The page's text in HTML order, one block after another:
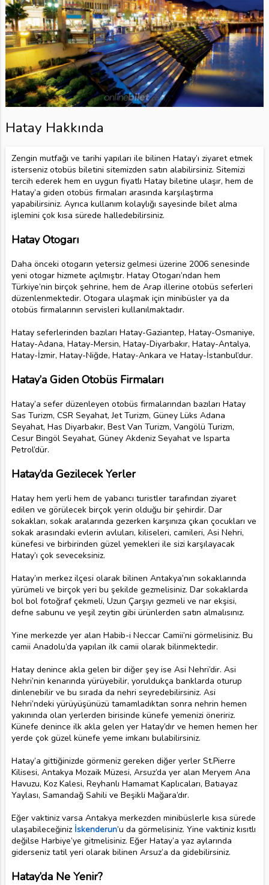
Hatay Hakkında
Zengin mutfağı ve tarihi yapıları ile bilinen Hatay’ı ziyaret etmek
isterseniz otobüs biletini sitemizden satın alabilirsiniz. Sitemizi
tercih ederek hem en uygun fiyatlı Hatay biletine ulaşır, hem de
Hatay’a giden otobüs firmaları arasında karşılaştırma
yapabilirsiniz. Ayrıca kullanım kolaylığı sayesinde bilet alma
işlemini çok kısa sürede halledebilirsiniz.
Hatay Otogarı
Daha önceki otogarın yetersiz gelmesi üzerine 2006 senesinde
yeni otogar hizmete açılmıştır. Hatay Otogarı’ndan hem
Türkiye’nin birçok şehrine, hem de Arap illerine otobüs seferleri
düzenlenmektedir. Otogara ulaşmak için minibüsler ya da
otobüs firmalarının servisleri kullanılmaktadır.
Hatay seferlerinden bazıları Hatay-Gaziantep, Hatay-Osmaniye,
Hatay-Adana, Hatay-Mersin, Hatay-Diyarbakır, Hatay-Antalya,
Hatay-İzmir, Hatay-Niğde, Hatay-Ankara ve Hatay-İstanbul’dur.
Hatay’a Giden Otobüs Firmaları
Hatay’a sefer düzenleyen otobüs firmalarından bazıları Hatay
Sas Turizm, CSR Seyahat, Jet Turizm, Güney Lüks Adana
Seyahat, Has Diyarbakır, Best Van Turizm, Vangölü Turizm,
Cesur Bingöl Seyahat, Güney Akdeniz Seyahat ve Isparta
Petrol’dür.
Hatay’da Gezilecek Yerler
Hatay hem yerli hem de yabancı turistler tarafından ziyaret
edilen ve görülecek birçok yerin olduğu bir şehirdir. Dar
sokakları, sokak aralarında gezerken karşınıza çıkan çocukları ve
sokak arasındaki evlerin avluları, kiliseleri, camileri, Asi Nehri,
künefesi ve birbirinden güzel yemekleri ile sizi karşılayacak
Hatay’ı çok seveceksiniz.
Hatay’ın merkez ilçesi olarak bilinen Antakya’nın sokaklarında
yürümeli ve birçok yeri bu şekilde gezmelisiniz. Dar sokaklarda
bol bol fotoğraf çekmeli, Uzun Çarşıyı gezmeli ve nar ekşisi,
defne sabunu ve yeşil zeytin gibi ürünlerden satın almalısınız.
Yine merkezde yer alan Habib-i Neccar Camii’ni görmelisiniz. Bu
camii Anadolu’da yapılan ilk camii olarak bilinmektedir.
Hatay denince akla gelen bir diğer şey ise Asi Nehri’dir. Asi
Nehri’nin kenarında yürüyebilir, yoruldukça banklarda oturup
dinlenebilir ve bu sırada da nehri seyredebilirsiniz. Asi
Nehri’ndeki yürüyüşünüzü tamamladıktan sonra nehrin hemen
yakınında olan yerlerden birisinde künefe yemenizi öneririz.
Künefe denince ilk akla gelen yer Hatay’dır ve hemen hemen her
yerde çok güzel künefe yeme imkanı bulabilirsiniz.
Hatay’a gittiğinizde görmeniz gereken diğer yerler St.Pierre
Kilisesi, Antakya Mozaik Müzesi, Arsuz’da yer alan Meryem Ana
Havuzu, Koz Kalesi, Reyhanlı Hamamat Kaplıcaları, Batıayaz
Yaylası, Samandağ Sahili ve Beşikli Mağara’dır.
Eğer vaktiniz varsa Antakya merkezden minibüslerle kısa sürede
ulaşabileceğiniz İskenderun’u da görmelisiniz. Yine vaktiniz kısıtlı
değilse Harbiye’ye gitmelisiniz. Eğer Hatay’a yaz aylarında
giderseniz tatil yeri olarak bilinen Arsuz’a da gidebilirsiniz.
Hatay’da Ne Yenir?